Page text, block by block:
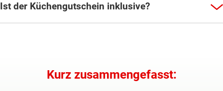
Ist der Küchengutschein inklusive?
Kurz zusammengefasst: